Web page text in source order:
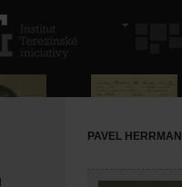
PAVEL